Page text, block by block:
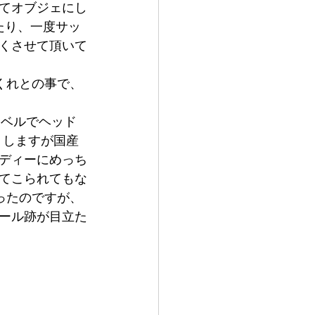
オブジェにし
、一度サッ
させて頂いて
との事で、
ルでヘッド
ますが国産
ィーにめっち
こられてもな
のですが、
ル跡が目立た